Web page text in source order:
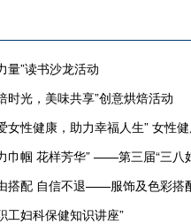
量”读书沙龙活动
时光，美味共享”创意烘焙活动
女性健康，助力幸福人生” 女性
巾帼 花样芳华” ——第三届“三八
搭配 自信不退——服饰及色彩搭
工妇科保健知识讲座”